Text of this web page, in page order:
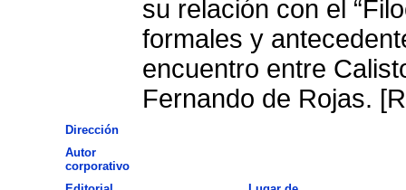
su relación con el
formales y
encuentro entre
Fernando de Rojas.
Dirección
Autor
corporativo